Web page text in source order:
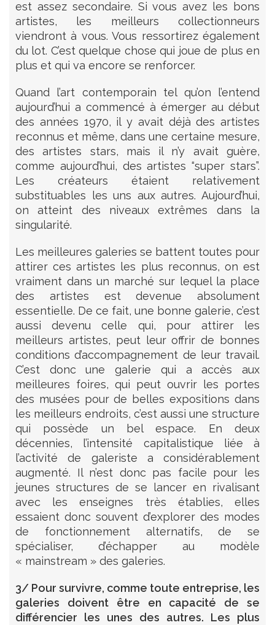
est assez secondaire. Si vous avez les bons
artistes, les meilleurs collectionneurs
viendront à vous. Vous ressortirez également
du lot. C’est quelque chose qui joue de plus en
plus et qui va encore se renforcer.
Quand l’art contemporain tel qu’on l’entend
aujourd’hui a commencé à émerger au début
des années 1970, il y avait déjà des artistes
reconnus et même, dans une certaine mesure,
des artistes stars, mais il n’y avait guère,
comme aujourd’hui, des artistes “super stars”.
Les créateurs étaient relativement
substituables les uns aux autres. Aujourd’hui,
on atteint des niveaux extrêmes dans la
singularité.
Les meilleures galeries se battent toutes pour
attirer ces artistes les plus reconnus, on est
vraiment dans un marché sur lequel la place
des artistes est devenue absolument
essentielle. De ce fait, une bonne galerie, c’est
aussi devenu celle qui, pour attirer les
meilleurs artistes, peut leur offrir de bonnes
conditions d’accompagnement de leur travail.
C’est donc une galerie qui a accès aux
meilleures foires, qui peut ouvrir les portes
des musées pour de belles expositions dans
les meilleurs endroits, c’est aussi une structure
qui possède un bel espace. En deux
décennies, l’intensité capitalistique liée à
l’activité de galeriste a considérablement
augmenté. Il n’est donc pas facile pour les
jeunes structures de se lancer en rivalisant
avec les enseignes très établies, elles
essaient donc souvent d’explorer des modes
de fonctionnement alternatifs, de se
spécialiser, d’échapper au modèle
« mainstream » des galeries.
3/ Pour survivre, comme toute entreprise, les
galeries doivent être en capacité de se
différencier les unes des autres. Les plus